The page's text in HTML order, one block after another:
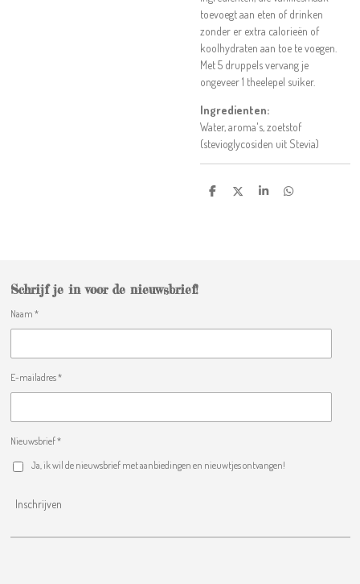
toevoegt aan eten of drinken
zonder er extra calorieën of
koolhydraten aan toe te voegen.
Met 5 druppels vervang je
ongeveer 1 theelepel suiker.
Ingredienten:
Water, aroma's, zoetstof
(stevioglycosiden uit Stevia)
D
D
S
D
Schrijf je in voor de nieuwsbrief!
Naam *
E-mailadres *
Nieuwsbrief *
Ja, ik wil de nieuwsbrief met aanbiedingen en nieuwtjes ontvangen!
Inschrijven